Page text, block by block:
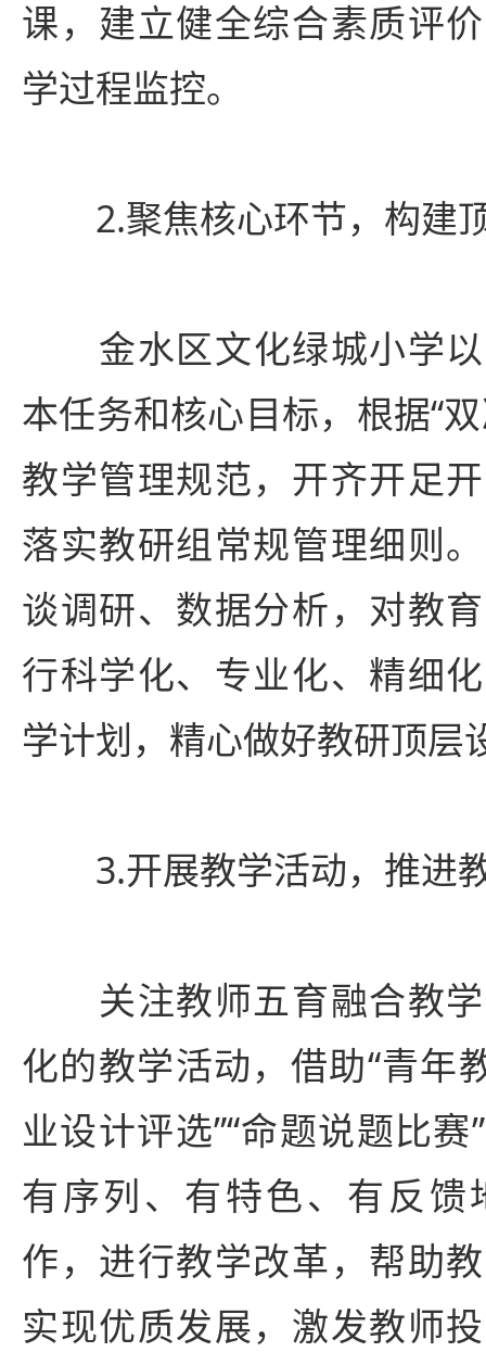
课，建立健全综合素质评
学过程监控。
2.聚焦核心环节，构建
金水区文化绿城小学
本任务和核心目标，根据“
教学管理规范，开齐开足
落实教研组常规管理细则
谈调研、数据分析，对教
行科学化、专业化、精细
学计划，精心做好教研顶层
3.开展教学活动，推进
关注教师五育融合教学
化的教学活动，借助“青年
业设计评选”“命题说题比
有序列、有特色、有反馈
作，进行教学改革，帮助
实现优质发展，激发教师